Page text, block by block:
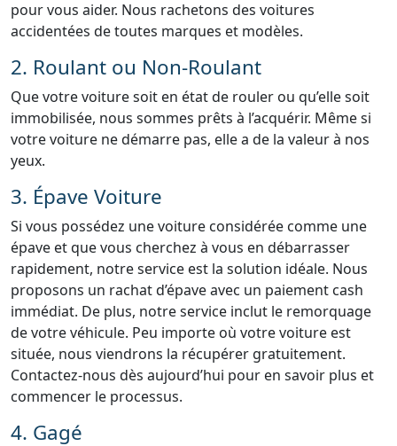
pour vous aider. Nous rachetons des voitures
accidentées de toutes marques et modèles.
2. Roulant ou Non-Roulant
Que votre voiture soit en état de rouler ou qu’elle soit
immobilisée, nous sommes prêts à l’acquérir. Même si
votre voiture ne démarre pas, elle a de la valeur à nos
yeux.
3. Épave Voiture
Si vous possédez une voiture considérée comme une
épave et que vous cherchez à vous en débarrasser
rapidement, notre service est la solution idéale. Nous
proposons un rachat d’épave avec un paiement cash
immédiat. De plus, notre service inclut le remorquage
de votre véhicule. Peu importe où votre voiture est
située, nous viendrons la récupérer gratuitement.
Contactez-nous dès aujourd’hui pour en savoir plus et
commencer le processus.
4. Gagé